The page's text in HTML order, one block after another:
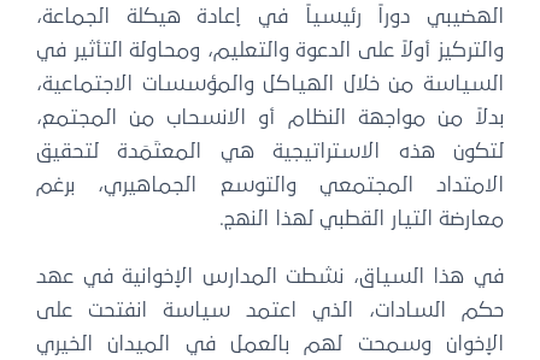
الهضيبي دوراً رئيسياً في إعادة هيكلة الجماعة،
والتركيز أولاً على الدعوة والتعليم، ومحاولة التأثير في
السياسة من خلال الهياكل والمؤسسات الاجتماعية،
بدلاً من مواجهة النظام أو الانسحاب من المجتمع،
لتكون هذه الاستراتيجية هي المعتَمَدة لتحقيق
الامتداد المجتمعي والتوسع الجماهيري، برغم
معارضة التيار القطبي لهذا النهج.
في هذا السياق، نشطت المدارس الإخوانية في عهد
حكم السادات، الذي اعتمد سياسة انفتحت على
الإخوان وسمحت لهم بالعمل في الميدان الخيري